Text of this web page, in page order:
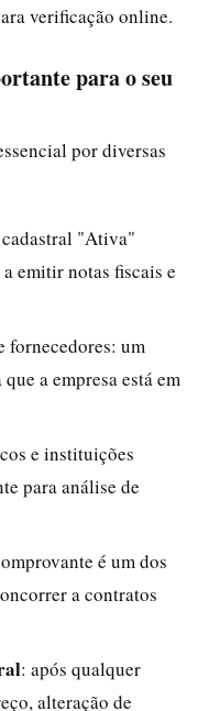
verificação online.
para o seu
por diversas
"Ativa"
emitir notas fiscais e
fornecedores: um
a empresa está em
e instituições
para análise de
é um dos
a contratos
: após qualquer
alteração de